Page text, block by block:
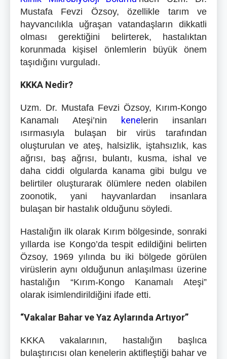
Mustafa Fevzi Özsoy, özellikle tarım ve
hayvancılıkla uğraşan vatandaşların dikkatli
olması gerektiğini belirterek, hastalıktan
korunmada kişisel önlemlerin büyük önem
taşıdığını vurguladı.
KKKA Nedir?
Uzm. Dr. Mustafa Fevzi Özsoy, Kırım-Kongo
Kanamalı Ateşi’nin kene lerin insanları
ısırmasıyla bulaşan bir virüs tarafından
oluşturulan ve ateş, halsizlik, iştahsızlık, kas
ağrısı, baş ağrısı, bulantı, kusma, ishal ve
daha ciddi olgularda kanama gibi bulgu ve
belirtiler oluşturarak ölümlere neden olabilen
zoonotik, yani hayvanlardan insanlara
bulaşan bir hastalık olduğunu söyledi.
Hastalığın ilk olarak Kırım bölgesinde, sonraki
yıllarda ise Kongo’da tespit edildiğini belirten
Özsoy, 1969 yılında bu iki bölgede görülen
virüslerin aynı olduğunun anlaşılması üzerine
hastalığın “Kırım-Kongo Kanamalı Ateşi”
olarak isimlendirildiğini ifade etti.
“Vakalar Bahar ve Yaz Aylarında Artıyor”
KKKA vakalarının, hastalığın başlıca
bulaştırıcısı olan kenelerin aktifleştiği bahar ve